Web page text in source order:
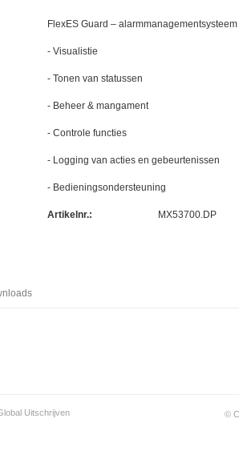
FlexES Guard –
- Visualistie
- Tonen van statussen
- Beheer & mangament
- Controle functies
- Logging van acties en gebeurtenissen
- Bedieningsondersteuning
Artikelnr.: MX53700.DP
Uitschrijven ©